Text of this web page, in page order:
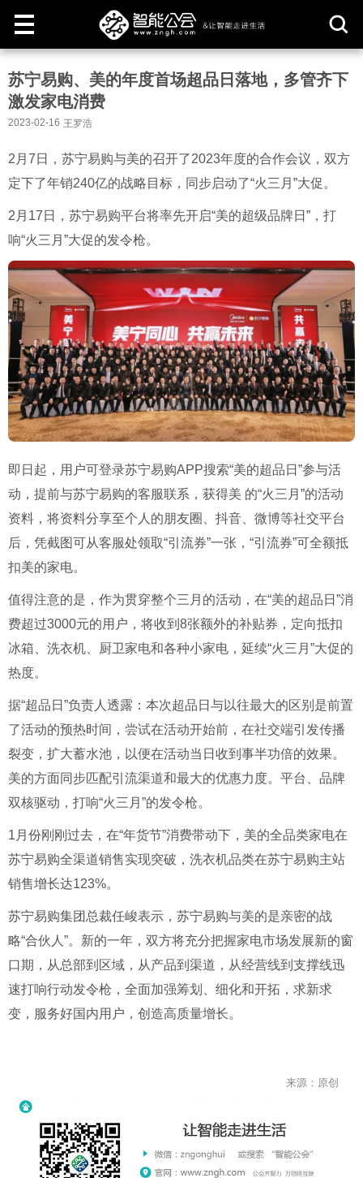
取
苏宁易购、美的年度首场超品日落地，多管齐下
激发家电消费
2023-02-16 王罗浩
2月7日，苏宁易购与美的召开了2023年度的合作会议，双方
定下了年销240亿的战略目标，同步启动了“火三月”大促。
2月17日，苏宁易购平台将率先开启“美的超级品牌日”，打
响“火三月”大促的发令枪。
即日起，用户可登录苏宁易购APP搜索“美的超品日”参与活
动，提前与苏宁易购的客服联系，获得美 的“火三月”的活动
资料，将资料分享至个人的朋友圈、抖音、微博等社交平台
后，凭截图可从客服处领取“引流券”一张，“引流券”可全额抵
扣美的家电。
值得注意的是，作为贯穿整个三月的活动，在“美的超品日”消
费超过3000元的用户，将收到8张额外的补贴券，定向抵扣
冰箱、洗衣机、厨卫家电和各种小家电，延续“火三月”大促的
热度。
据“超品日”负责人透露：本次超品日与以往最大的区别是前置
了活动的预热时间，尝试在活动开始前，在社交端引发传播
裂变，扩大蓄水池，以便在活动当日收到事半功倍的效果。
美的方面同步匹配引流渠道和最大的优惠力度。平台、品牌
双核驱动，打响“火三月”的发令枪。
1月份刚刚过去，在“年货节”消费带动下，美的全品类家电在
苏宁易购全渠道销售实现突破，洗衣机品类在苏宁易购主站
销售增长达123%。
苏宁易购集团总裁任峻表示，苏宁易购与美的是亲密的战
略“合伙人”。新的一年，双方将充分把握家电市场发展新的窗
口期，从总部到区域，从产品到渠道，从经营线到支撑线迅
速打响行动发令枪，全面加强筹划、细化和开拓，求新求
变，服务好国内用户，创造高质量增长。
来源：原创